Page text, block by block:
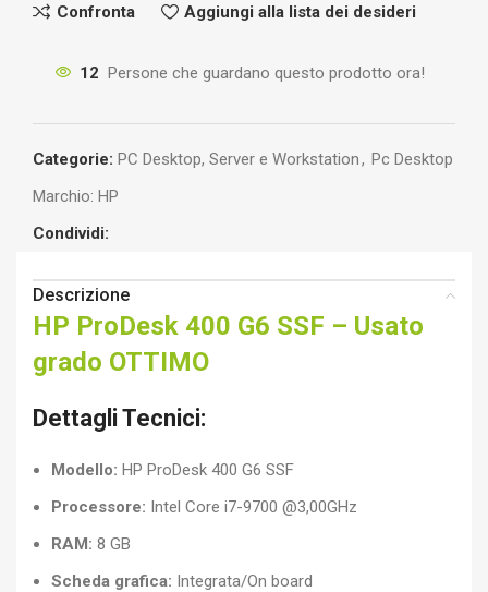
Confronta Aggiungi alla lista dei desideri
12 Persone che guardano questo prodotto ora!
Categorie: PC Desktop, Server e Workstation, Pc Desktop
Marchio: HP
Condividi:
Descrizione
HP ProDesk 400 G6 SSF – Usato
grado OTTIMO
Dettagli Tecnici:
Modello: HP ProDesk 400 G6 SSF
Processore: Intel Core i7-9700 @3,00GHz
RAM: 8 GB
Scheda grafica: Integrata/On board